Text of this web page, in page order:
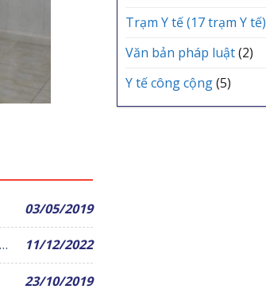
03/05/2019
11/12/2022
23/10/2019
Trạm Y tế (17 trạm Y tế)
Văn bản pháp luật(2)
Y tế công cộng(5)